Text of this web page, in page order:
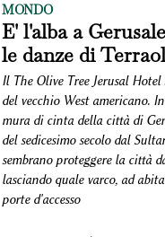
MONDO
E' l'alba a
le danze di
Il The Olive Tree Jerusal
del vecchio West americano.
mura di cinta della città di
del sedicesimo secolo dal
sembrano proteggere la città
lasciando quale varco, ad
porte d'accesso